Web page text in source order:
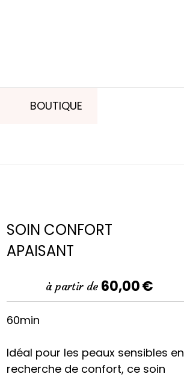
BOUTIQUE
SOIN CONFORT
APAISANT
à partir de 60,00€
60min
Idéal pour les peaux sensibles en
recherche de confort, ce soin